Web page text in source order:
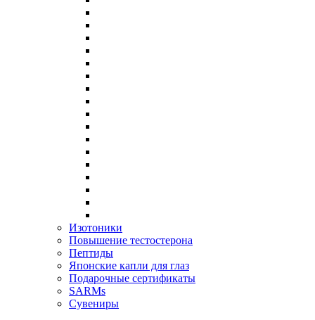
Изотоники
Повышение тестостерона
Пептиды
Японские капли для глаз
Подарочные сертификаты
SARMs
Сувениры